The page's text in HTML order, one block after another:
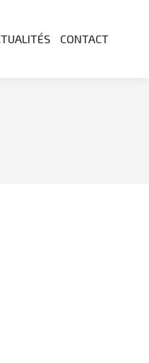
CONTACT